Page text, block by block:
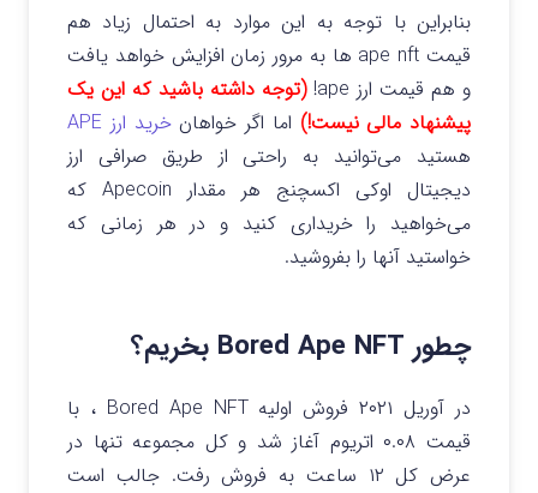
بنابراین با توجه به این موارد به احتمال زیاد هم
قیمت ape nft ها به مرور زمان افزایش خواهد یافت
و هم قیمت ارز ape!
(توجه داشته باشید که این یک
پیشنهاد مالی نیست!) اما اگر خواهانخرید ارز APE
هستید می‌توانید به راحتی از طریق صرافی ارز
دیجیتال اوکی اکسچنج هر مقدار Apecoin که
می‌خواهید را خریداری کنید و در هر زمانی که
خواستید آنها را بفروشید.
چطور Bored Ape NFT بخریم؟
در آوریل ۲۰۲۱ فروش اولیه Bored Ape NFT ، با
قیمت ۰.۰۸ اتریوم آغاز شد و کل مجموعه تنها در
عرض کل ۱۲ ساعت به فروش رفت. جالب است